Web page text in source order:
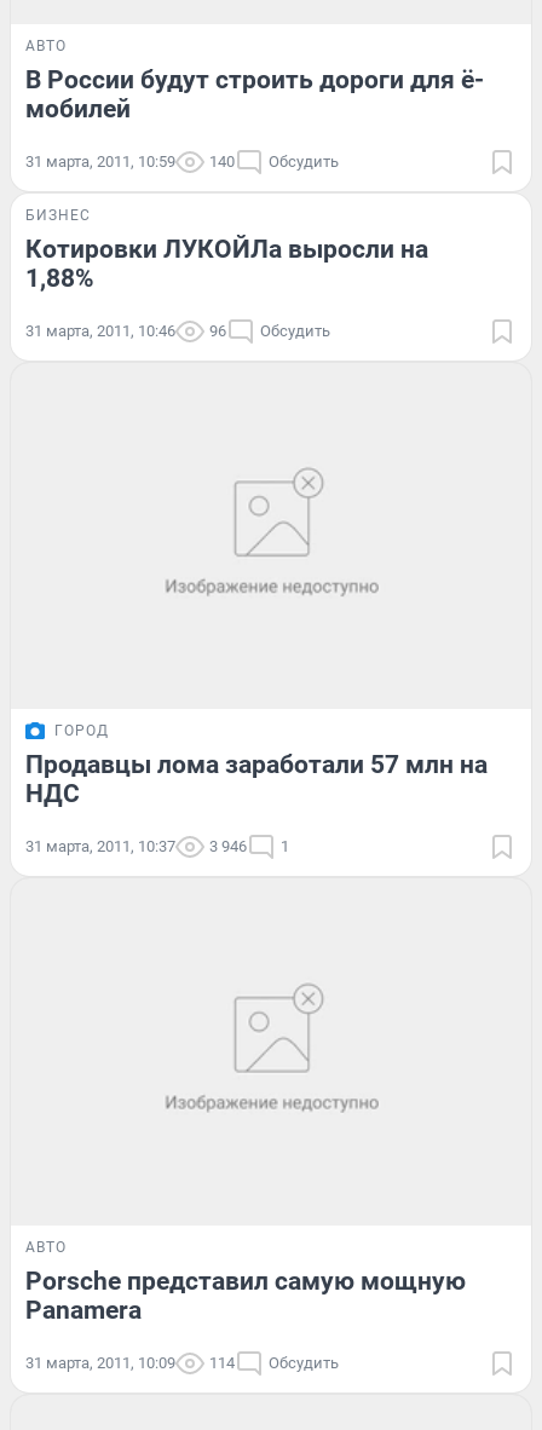
АВТО
В России будут строить дороги для ё-
мобилей
31 марта, 2011, 10:59 140 Обсудить
БИЗНЕС
Котировки ЛУКОЙЛа выросли на
1,88%
31 марта, 2011, 10:46 96 Обсудить
ГОРОД
Продавцы лома заработали 57 млн на
НДС
31 марта, 2011, 10:37 3 946 1
АВТО
Porsche представил самую мощную
Panamera
31 марта, 2011, 10:09 114 Обсудить